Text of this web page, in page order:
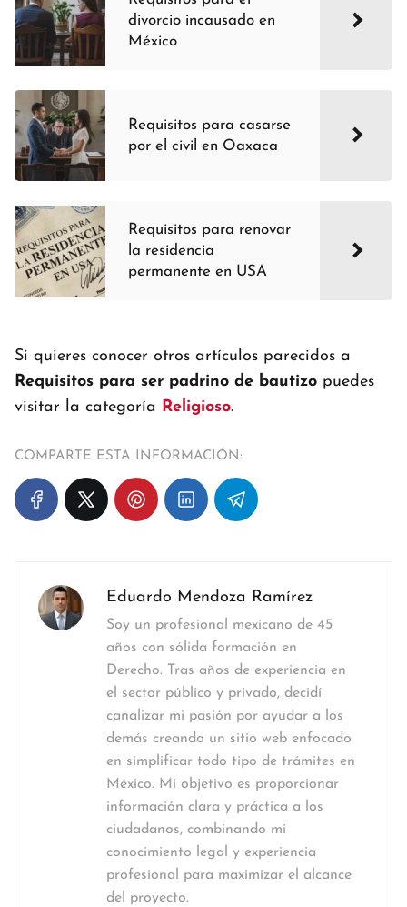
divorcio incausado en
México
Requisitos para casarse
por el civil en Oaxaca
Requisitos para renovar
la residencia
permanente en USA
Si quieres conocer otros artículos parecidos a
Requisitos para ser padrino de bautizo puedes
visitar la categoría Religioso.
COMPARTE ESTA INFORMACIÓN:
Eduardo Mendoza Ramírez
Soy un profesional mexicano de 45
años con sólida formación en
Derecho. Tras años de experiencia en
el sector público y privado, decidí
canalizar mi pasión por ayudar a los
demás creando un sitio web enfocado
en simplificar todo tipo de trámites en
México. Mi objetivo es proporcionar
información clara y práctica a los
ciudadanos, combinando mi
conocimiento legal y experiencia
profesional para maximizar el alcance
del proyecto.